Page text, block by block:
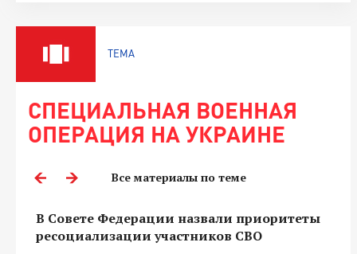
ТЕМА
СПЕЦИАЛЬНАЯ ВОЕННАЯ
ОПЕРАЦИЯ НА УКРАИНЕ
Все материалы по теме
В Совете Федерации назвали приоритеты
ресоциализации участников СВО